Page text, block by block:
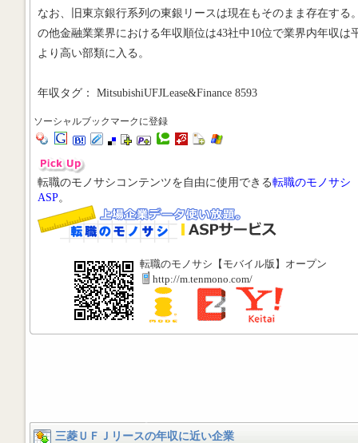
なお、旧東京銀行系列の東銀リースは現在もそのまま存在する
の他金融業業界における年収順位は43社中10位で業界内年収は
より高い部類に入る。
年収タグ： MitsubishiUFJLease&Finance 8593
ソーシャルブックマークに登録
転職のモノサシコンテンツを自由に使用できる転職のモノサシ
ASP。
転職のモノサシ【モバイル版】オープン
http://m.tenmono.com/
三菱ＵＦＪリースの年収に近い企業